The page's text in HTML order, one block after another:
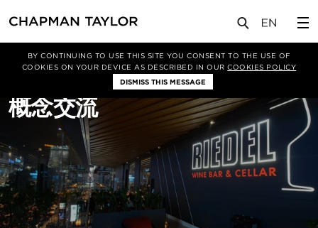
BY CONTINUING TO USE THIS SITE YOU CONSENT TO THE USE OF
COOKIES ON YOUR DEVICE AS DESCRIBED IN OURCOOKIES POLICY
DISMISS THIS MESSAGE
关于我们 服务 平面设计
概念交流